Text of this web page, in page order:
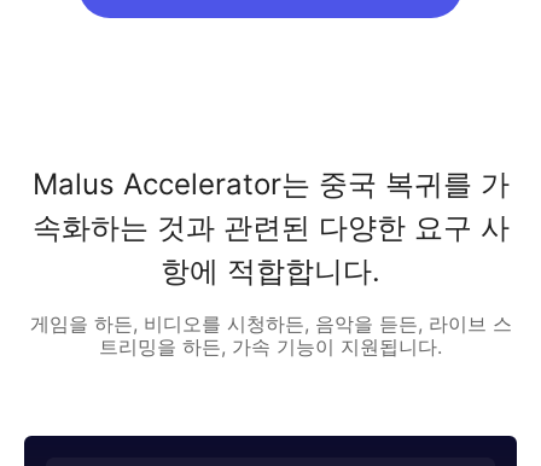
Malus Accelerator는 중국 복귀를 가
속화하는 것과 관련된 다양한 요구 사
항에 적합합니다.
게임을 하든, 비디오를 시청하든, 음악을 듣든, 라이브 스
트리밍을 하든, 가속 기능이 지원됩니다.